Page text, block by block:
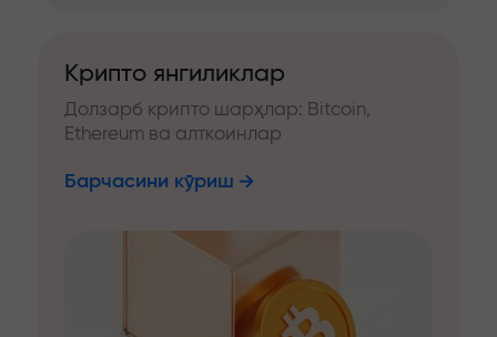
Крипто янгиликлар
Долзарб крипто шарҳлар: Bitcoin,
Ethereum ва алткоинлар
Барчасини кўриш